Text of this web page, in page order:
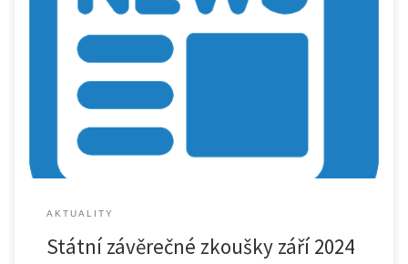
Rozpis SZZ září 2024 ke stažení
AKTUALITY
Státní závěrečné zkoušky září 2024